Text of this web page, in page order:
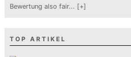
Bewertung also fair... [+]
TOP ARTIKEL